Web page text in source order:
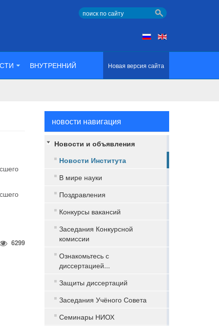
Новая версия сайта
ВНУТРЕННИЙ
6299
новости навигация
Новости и объявления
Новости Института
В мире науки
Поздравления
Конкурсы вакансий
Заседания Конкурсной
комиссии
Ознакомьтесь с
диссертацией...
Защиты диссертаций
Заседания Учёного Совета
Семинары НИОХ